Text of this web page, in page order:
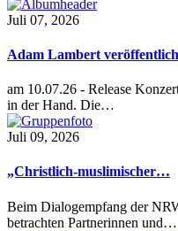
Juli 07, 2026
Adam Lambert
am 10.07.26 - Release
in der Hand. Die…
Juli 09, 2026
„Christlich-muslimischer…
Beim Dialogempfang der
betrachten Partnerinnen und…